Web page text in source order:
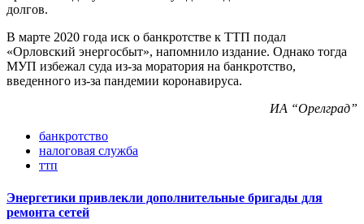
долгов.
В марте 2020 года иск о банкротстве к ТТП подал
«Орловский энергосбыт», напомнило издание. Однако тогда
МУП избежал суда из-за моратория на банкротство,
введенного из-за пандемии коронавируса.
ИА “Орелград”
банкротство
налоговая служба
ттп
Энергетики привлекли дополнительные бригады для
ремонта сетей